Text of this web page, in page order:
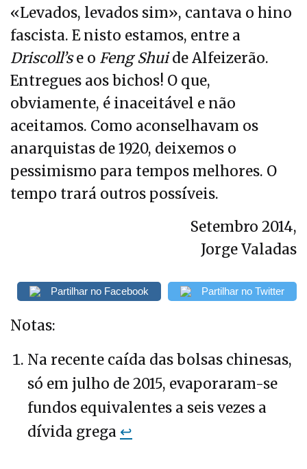
«Levados, levados sim», cantava o hino
fascista. E nisto estamos, entre a
Driscoll’se o Feng Shuide Alfeizerão.
Entregues aos bichos! O que,
obviamente, é inaceitável e não
aceitamos. Como aconselhavam os
anarquistas de 1920, deixemos o
pessimismo para tempos melhores. O
tempo trará outros possíveis.
Setembro 2014,
Jorge Valadas
Partilhar no Facebook Partilhar no Twitter
Notas:
Na recente caída das bolsas chinesas,
só em julho de 2015, evaporaram-se
fundos equivalentes a seis vezes a
dívida grega ↩